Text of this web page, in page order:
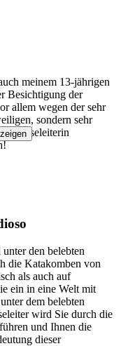
meinem 13-jährigen
Besichtigung der
allem wegen der sehr
sondern sehr
Reiseleiterin
den belebten
die Katakomben von
als auch auf
ein in eine Welt mit
dem belebten
wird Sie durch die
und Ihnen die
dieser